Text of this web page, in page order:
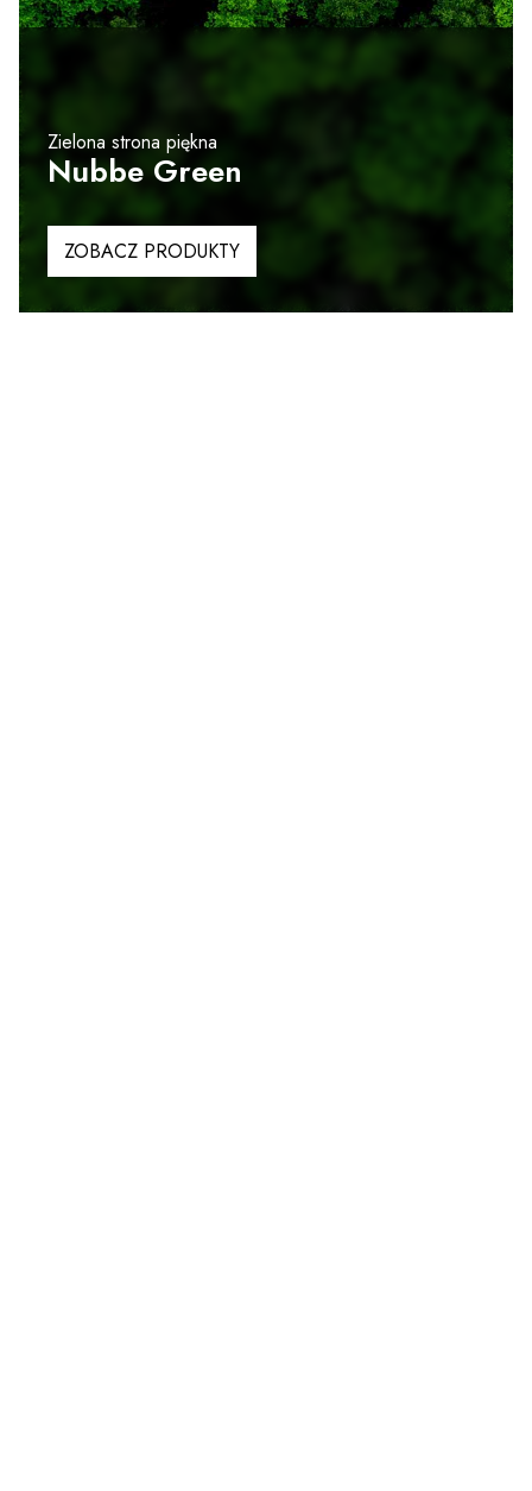
Zielona strona piękna
Nubbe Green
ZOBACZ PRODUKTY